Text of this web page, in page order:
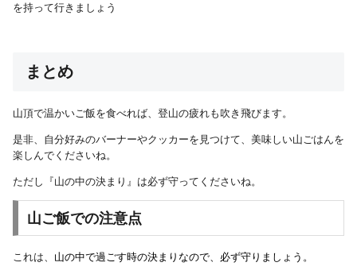
を持って行きましょう
まとめ
山頂で温かいご飯を食べれば、登山の疲れも吹き飛びます。
是非、自分好みのバーナーやクッカーを見つけて、美味しい山ごはんを
楽しんでくださいね。
ただし『山の中の決まり』は必ず守ってくださいね。
山ご飯での注意点
これは、 山の中で過ごす時の決まりなので、必ず守りましょう。